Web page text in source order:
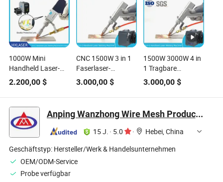
1000W Mini
Handheld Laser-
Schweißmaschine
für Metall CS Platte
Rohr 3 in 1 Laser
Schweißer
Schneidreiniger mit
Fabrikpreis
2.200,00 $
CNC 1500W 3 in 1
Faserlaser-
Schweißgerät
tragbares
Handheld-Laser-
Metall
3.000,00$
1500W 3000W 4 in
1 Tragbare
Faserlaser-
Schweißreinigungs-
und
für Metall Edelstahl
3.000,00$
Anping Wanzhong Wire Mesh Products Co., Ltd.
15 J. · 5.0 ·
Hebei, China
Geschäftstyp: Hersteller/Werk & Handelsunternehmen
OEM/ODM-Service
Probe verfügbar